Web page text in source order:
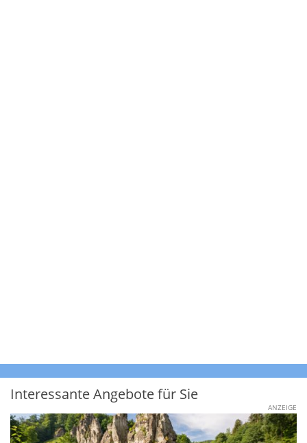
Interessante Angebote für Sie
ANZEIGE